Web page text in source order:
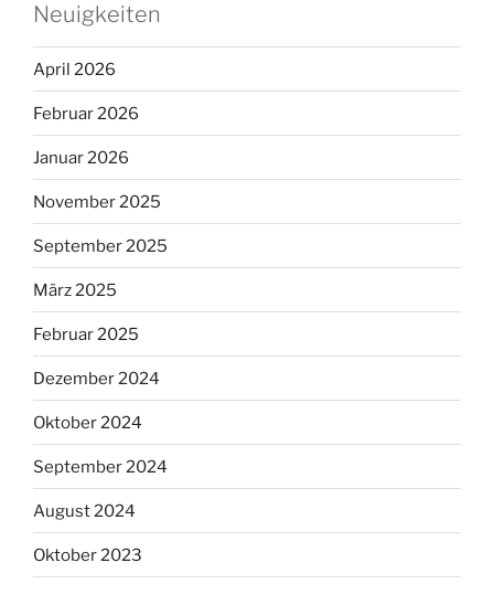
Neuigkeiten
April 2026
Februar 2026
Januar 2026
November 2025
September 2025
März 2025
Februar 2025
Dezember 2024
Oktober 2024
September 2024
August 2024
Oktober 2023